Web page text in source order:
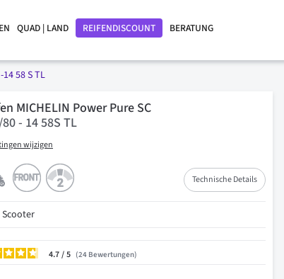
QUAD | LAND REIFENDISCOUNT BERATUNG
58 S TL
MICHELIN Power Pure SC
- 14 58S TL
wijzigen
Technische Details
4.7/ 24 Bewertungen